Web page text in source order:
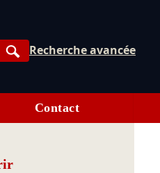
Rechercher
Recherche avancée
Contact